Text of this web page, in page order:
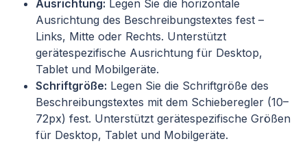
Ausrichtung: Legen Sie die horizontale
Ausrichtung des Beschreibungstextes fest –
Links, Mitte oder Rechts. Unterstützt
gerätespezifische Ausrichtung für Desktop,
Tablet und Mobilgeräte.
Schriftgröße: Legen Sie die Schriftgröße des
Beschreibungstextes mit dem Schieberegler (10–
72px) fest. Unterstützt gerätespezifische Größen
für Desktop, Tablet und Mobilgeräte.